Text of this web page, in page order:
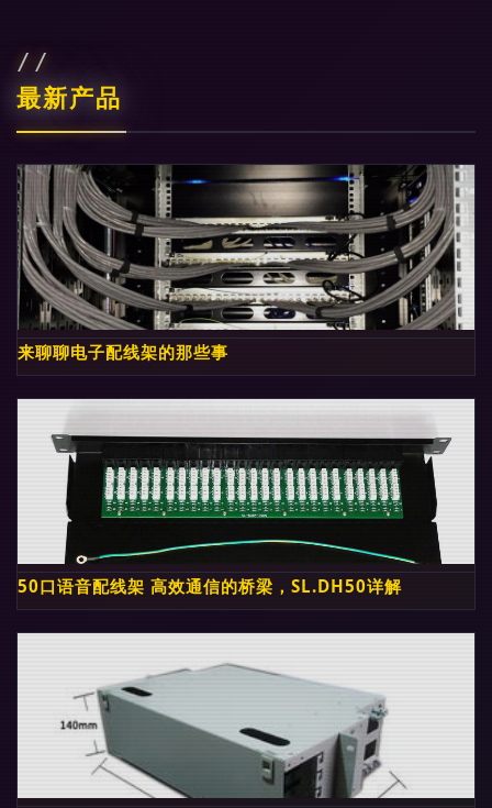
最新产品
来聊聊电子配线架的那些事
50口语音配线架 高效通信的桥梁，SL.DH50详解